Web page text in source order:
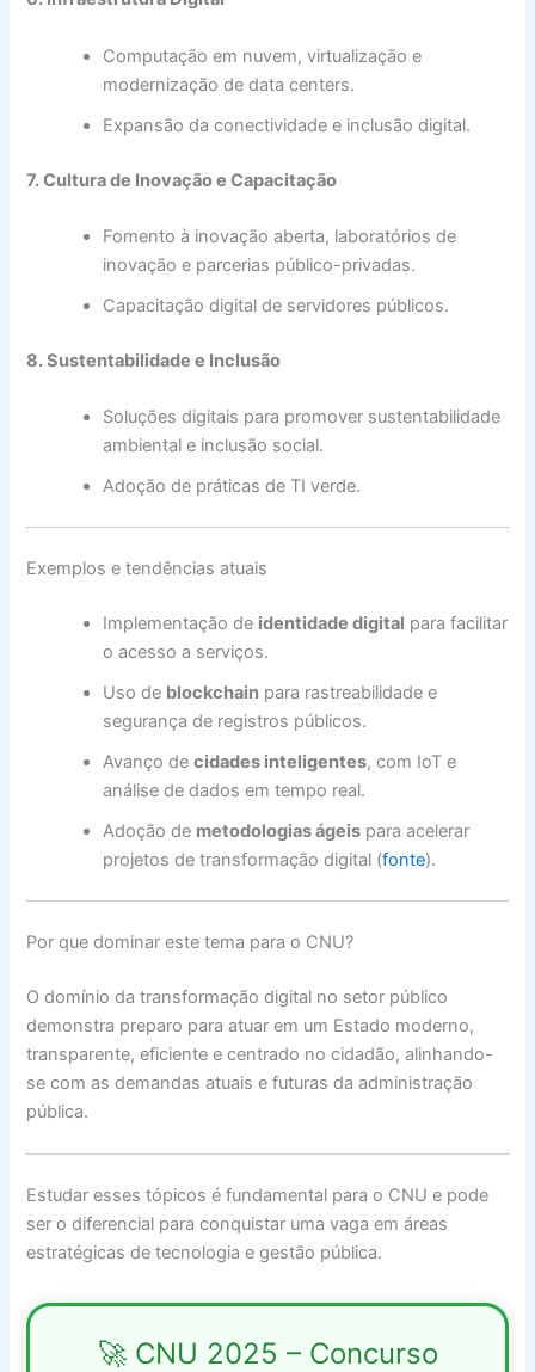
Computação em nuvem, virtualização e
modernização de data centers.
Expansão da conectividade e inclusão digital.
7. Cultura de Inovação e Capacitação
Fomento à inovação aberta, laboratórios de
inovação e parcerias público-privadas.
Capacitação digital de servidores públicos.
8. Sustentabilidade e Inclusão
Soluções digitais para promover sustentabilidade
ambiental e inclusão social.
Adoção de práticas de TI verde.
Exemplos e tendências atuais
Implementação de identidade digital para facilitar
o acesso a serviços.
Uso de blockchain para rastreabilidade e
segurança de registros públicos.
Avanço decidades inteligentes, com IoT e
análise de dados em tempo real.
Adoção de metodologias ágeis para acelerar
projetos de transformação digital (fonte).
Por que dominar este tema para o CNU?
O domínio da transformação digital no setor público
demonstra preparo para atuar em um Estado moderno,
transparente, eficiente e centrado no cidadão, alinhando-
se com as demandas atuais e futuras da administração
pública.
Estudar esses tópicos é fundamental para o CNU e pode
ser o diferencial para conquistar uma vaga em áreas
estratégicas de tecnologia e gestão pública.
🚀 CNU 2025 – Concurso